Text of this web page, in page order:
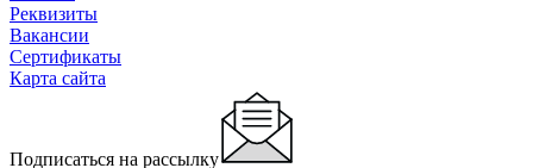
Реквизиты
Вакансии
Сертификаты
Карта сайта
Подписаться на рассылку